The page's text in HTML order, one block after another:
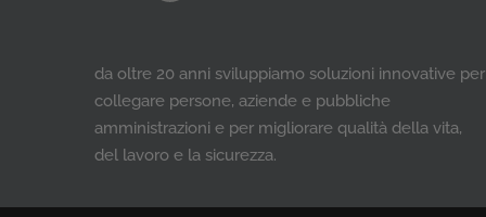
da oltre 20 anni sviluppiamo soluzioni innovative per
collegare persone, aziende e pubbliche
amministrazioni e per migliorare qualità della vita,
del lavoro e la sicurezza.